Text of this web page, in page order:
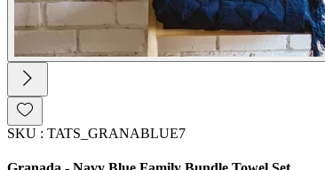
SKU : TATS_GRANABLUE7